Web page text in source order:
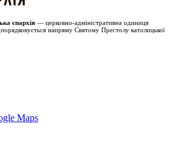
єпархія — церковно-адміністративна одиниця
напряму Святому Престолу католицької
Maps